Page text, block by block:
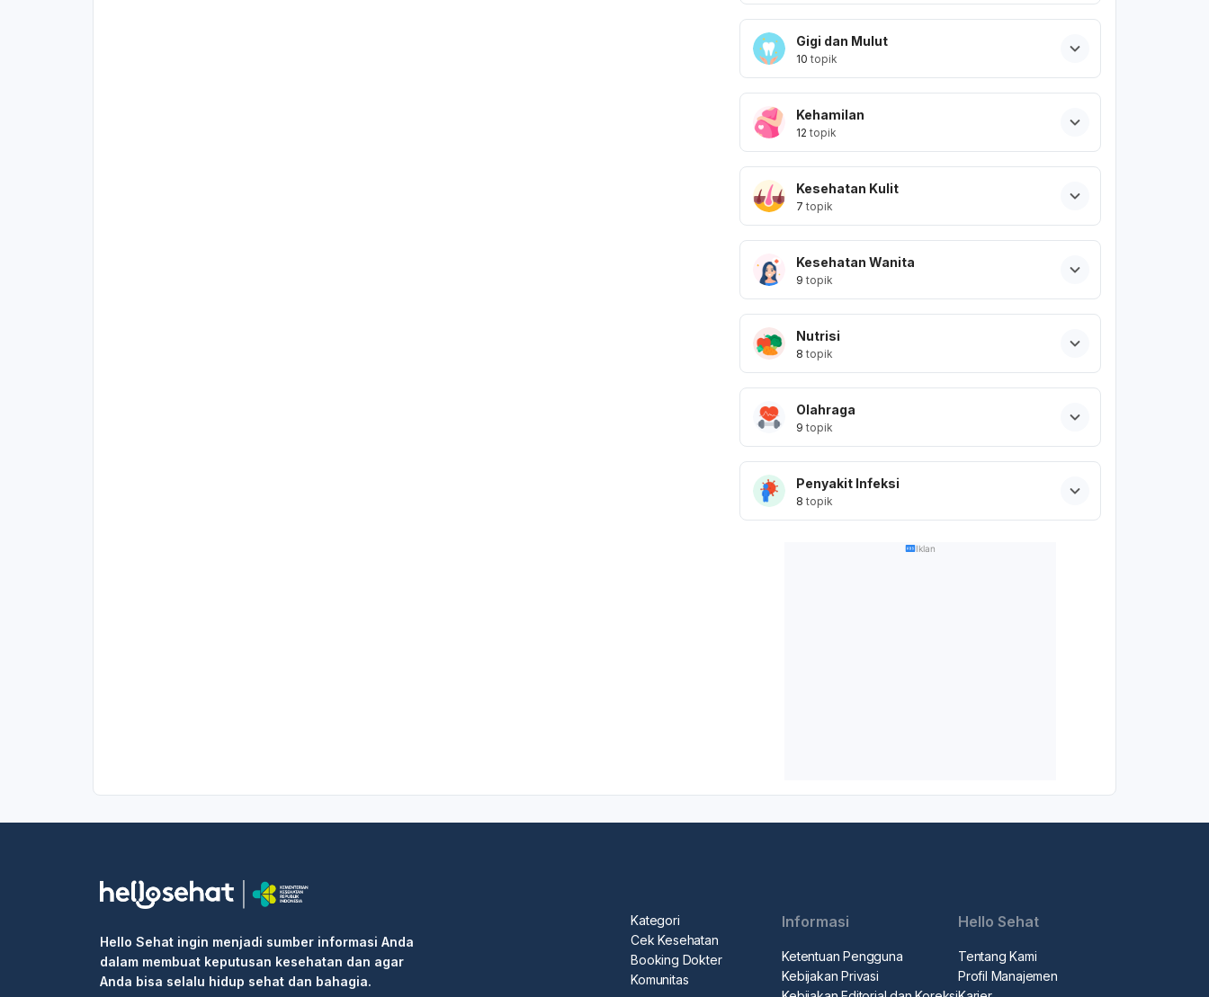
Gigi dan Mulut
10 topik
Kehamilan
12 topik
Kesehatan Kulit
7 topik
Kesehatan Wanita
9 topik
Nutrisi
8 topik
Olahraga
9 topik
Penyakit Infeksi
8 topik
Iklan
Hello Sehat ingin menjadi sumber informasi Anda
dalam membuat keputusan kesehatan dan agar
Anda bisa selalu hidup sehat dan bahagia.
Kategori
Cek Kesehatan
Booking Dokter
Komunitas
Informasi
Ketentuan Pengguna
Kebijakan Privasi
Hello Sehat
Tentang Kami
Profil Manajemen